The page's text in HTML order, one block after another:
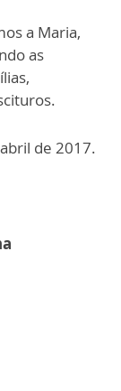
a Maria,
as
de 2017.